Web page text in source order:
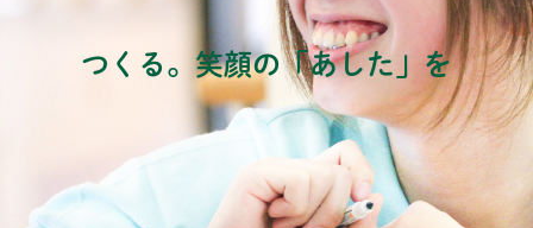
つくる。笑顔の「あした」を